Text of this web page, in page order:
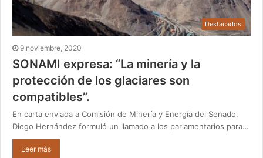
Destacados
9 noviembre, 2020
SONAMI expresa: “La minería y la
protección de los glaciares son
compatibles”.
En carta enviada a Comisión de Minería y Energía del Senado,
Diego Hernández formuló un llamado a los parlamentarios para…
Leer más